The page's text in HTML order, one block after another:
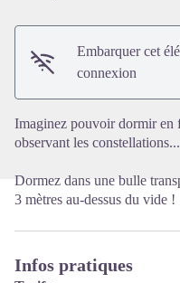
Embarquer cet
connexion
Imaginez pouvoir dormir en
observant les constellations...
Dormez dans une bulle
3 mètres au-dessus du vide !
Infos pratiques